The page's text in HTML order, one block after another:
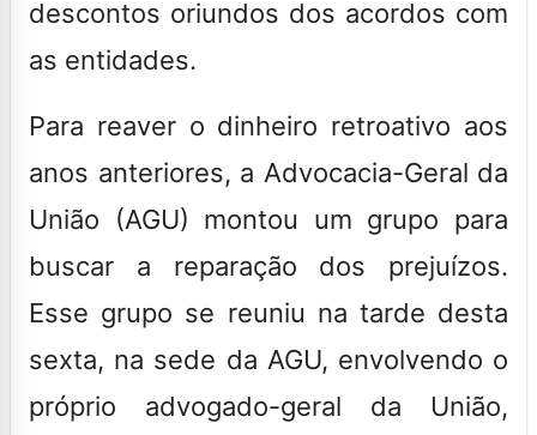
descontos oriundos dos acordos com
as entidades.
Para reaver o dinheiro retroativo aos
anos anteriores, a Advocacia-Geral da
União (AGU) montou um grupo para
buscar a reparação dos prejuízos.
Esse grupo se reuniu na tarde desta
sexta, na sede da AGU, envolvendo o
próprio advogado-geral da União,